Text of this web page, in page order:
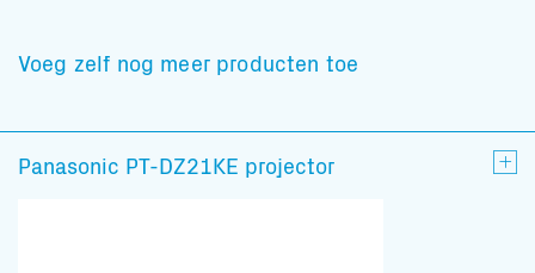
Voeg zelf nog meer producten toe
Panasonic PT-DZ21KE projector